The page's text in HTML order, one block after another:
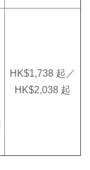
HK$1,738 起／
HK$2,038 起